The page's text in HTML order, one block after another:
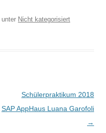
unter Nicht kategorisiert
Schülerpraktikum 2018
SAP AppHaus Luana Garofoli
→